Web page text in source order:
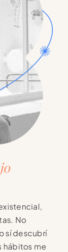
No
sí descubrí
hábitos me